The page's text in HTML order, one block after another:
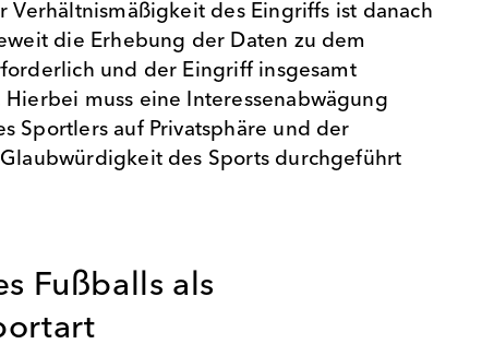
Verhältnismäßigkeit des Eingriffs ist danach
die Erhebung der Daten zu dem
und der Eingriff insgesamt
muss eine Interessenabwägung
Sportlers auf Privatsphäre und der
des Sports durchgeführt
Fußballs als